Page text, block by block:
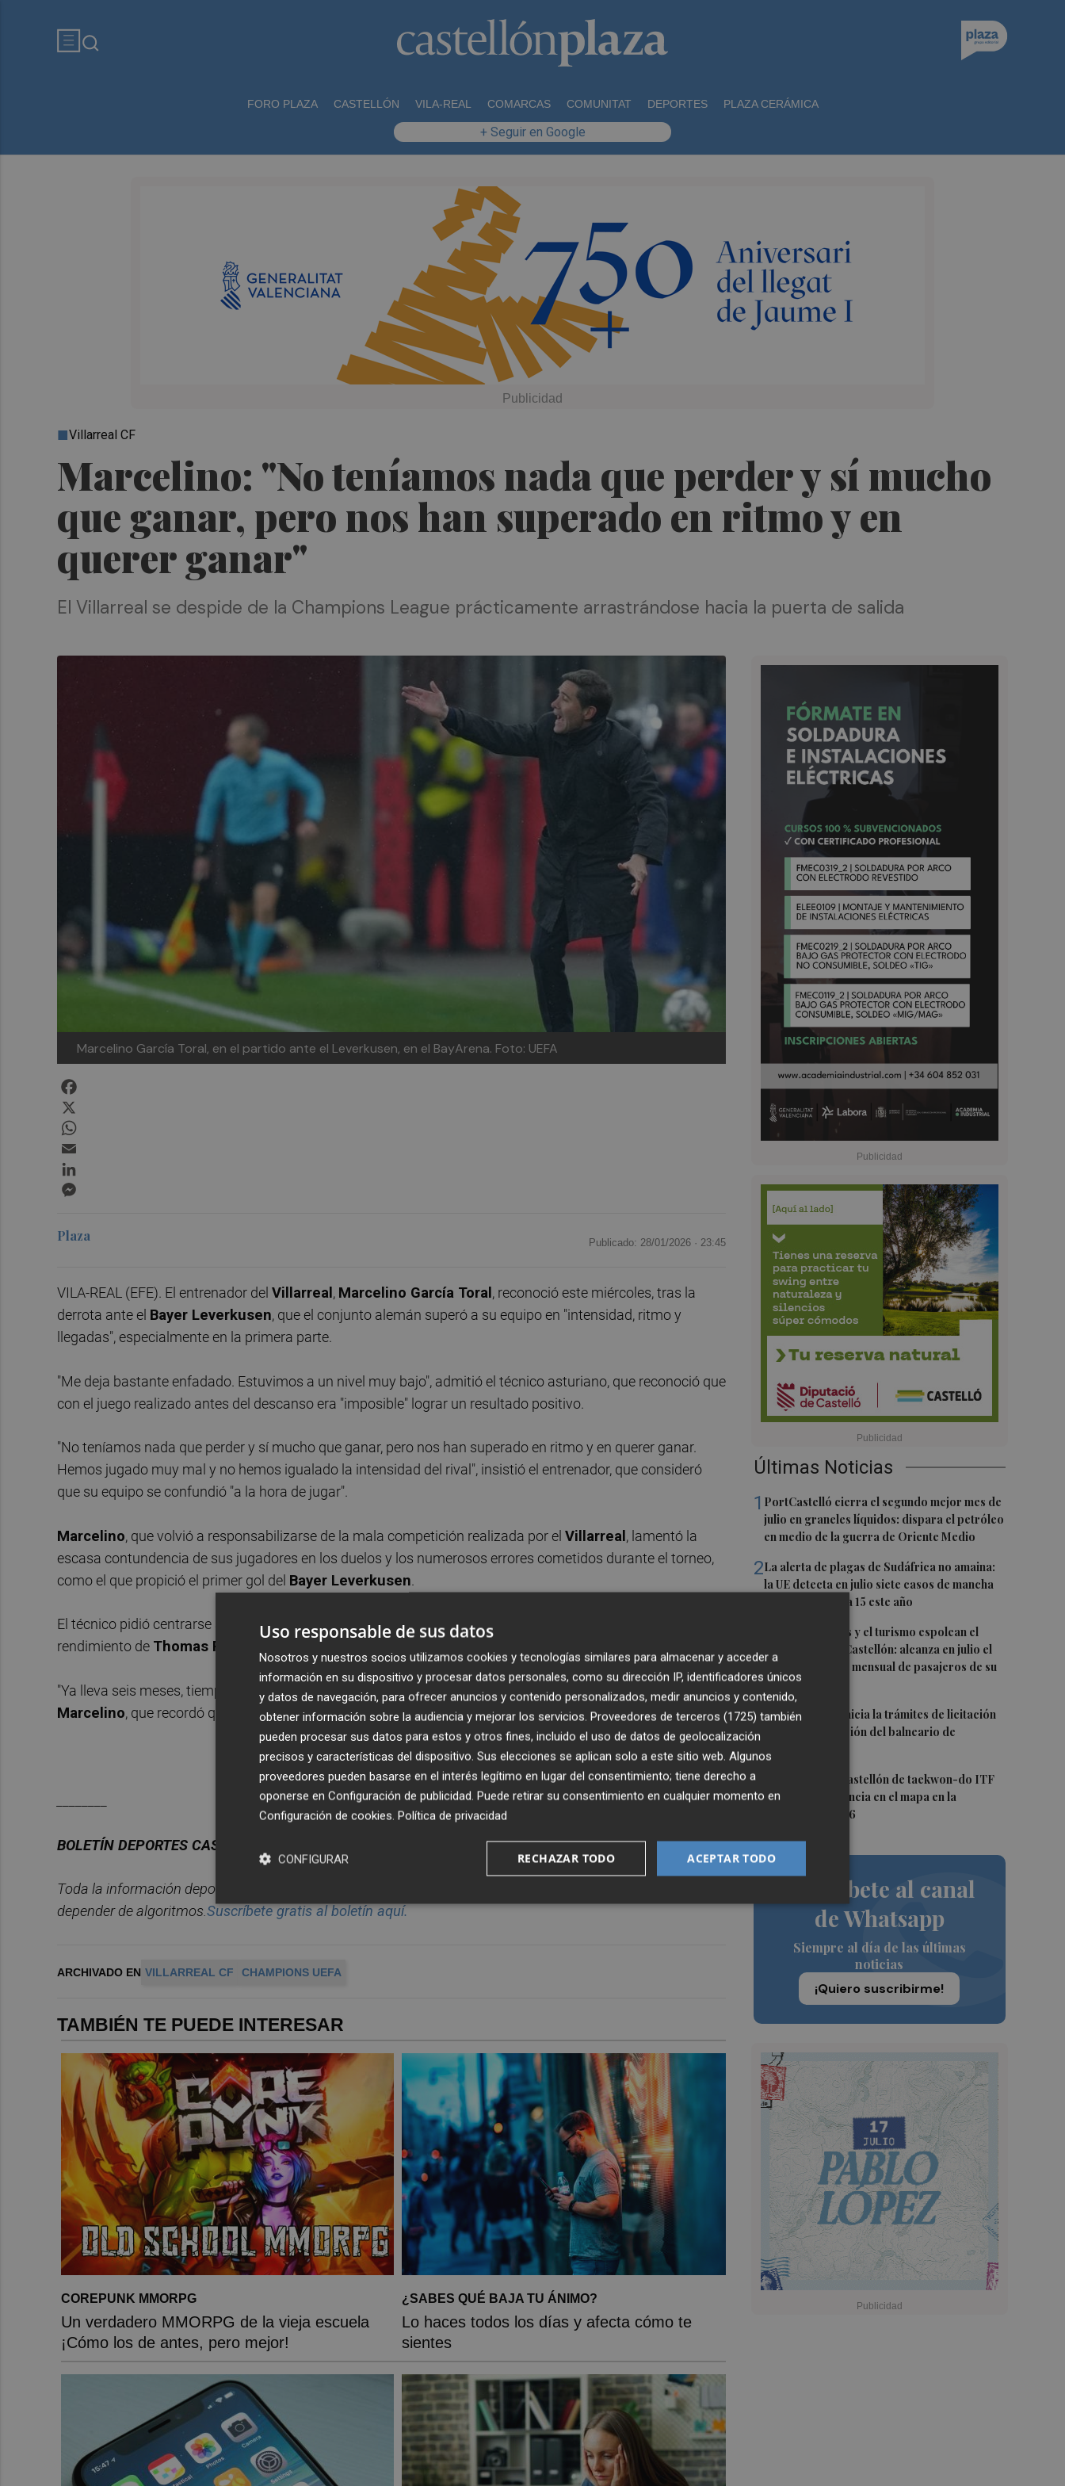
FORO PLAZA CASTELLÓN VILA-REAL COMARCAS COMUNITAT DEPORTES PLAZA CERÁMICA
+ Seguir en Google
Marcelino: "No teníamos nada que perder y sí mucho
que ganar, pero nos han superado en ritmo y en
querer ganar"
Villarreal CF
El Villarreal se despide de la Champions League prácticamente arrastrándose hacia la puerta de salida
Marcelino García Toral, en el partido ante el Leverkusen, en el BayArena. Foto: UEFA
Últimas Noticias
1 PortCastelló cierra el segundo mejor mes de
julio en graneles líquidos: dispara el petróleo
en medio de la guerra de Oriente Medio
2La alerta de plagas de Sudáfrica no amaina:
la UE detecta en julio siete casos de mancha
negra, y ya suma 15 este año
Las nuevas rutas y el turismo espolean el
aeropuerto de Castellón: alcanza en julio el
mejor resultado mensual de pasajeros de su
historia
4La Diputación inicia la trámites de licitación
para la explotación del balneario de
5
Los clubes de Castellón de taekwon-do ITF
ponen a la provincia en el mapa en la
temporada 25/26
Suscríbete al canal
de Whatsapp
Siempre al día de las últimas
noticias
¡Quiero suscribirme!
Plaza Publicado: 28/01/2026 · 23:45
VILA-REAL (EFE). El entrenador del Villarreal , Marcelino García Toral , reconoció este miércoles, tras la
derrota ante el Bayer Leverkusen, que el conjunto alemán superó a su equipo en "intensidad, ritmo y
llegadas", especialmente en la primera parte.
"Me deja bastante enfadado. Estuvimos a un nivel muy bajo", admitió el técnico asturiano, que reconoció que
con el juego realizado antes del descanso era "imposible" lograr un resultado positivo.
"No teníamos nada que perder y sí mucho que ganar, pero nos han superado en ritmo y en querer ganar.
Hemos jugado muy mal y no hemos igualado la intensidad del rival", insistió el entrenador, que consideró
que su equipo se confundió "a la hora de jugar".
Marcelino, que volvió a responsabilizarse de la mala competición realizada por el Villarreal, lamentó la
escasa contundencia de sus jugadores en los duelos y los numerosos errores cometidos durante el torneo,
como el que propició el primer gol del Bayer Leverkusen.
El técnico pidió centrarse a partir de ahora en las18jornadas de Liga que restan y fue crítico con el
rendimiento de Thomas Partey , al que ve en una versión muy alejada de la que ofreció en el
"Ya lleva seis meses, tiempo suficiente para que demuestre más de lo que está demostrando", afirmó
Marcelino, que recordó que el equipo afronta este tramo de la temporada condicionado por las bajas.
BOLETÍN DEPORTES CASTELL
Toda la información deportiva de la provincia, enviada cada d
depender de algoritmos.Suscríbetegratis al boletín aquí.
ARCHIVADO EN VILLARREAL CF CHAMPIONS UEFA
TAMBIÉN TE PUEDE INTERESAR
COREPUNK MMORPG
Un verdadero MMORPG de la vieja escuela
¡Cómo los de antes, pero mejor!
¿SABES QUÉ BAJA TU ÁNIMO?
Lo haces todos los días y afecta cómo te
sientes
Uso responsable de sus datos
Nosotros y nuestros socios utilizamos cookies y tecnologías similares para almacenar y acceder a
información en su dispositivo y procesar datos personales, como su dirección IP, identificadores únicos
y datos de navegación, para ofrecer anuncios y contenido personalizados, medir anuncios y contenido,
obtener información sobre la audiencia y mejorar los servicios. Proveedores de terceros (1725) también
pueden procesar sus datos para estos y otros fines, incluido el uso de datos de geolocalización
precisos y características del dispositivo. Sus elecciones se aplican solo a este sitio web. Algunos
proveedores pueden basarse en el interés legítimo en lugar del consentimiento; tiene derecho a
oponerse en Configuración de publicidad. Puede retirar su consentimiento en cualquier momento en
Configuración de cookies. Política de privacidad
ACEPTAR TODO
RECHAZAR TODO
CONFIGURAR